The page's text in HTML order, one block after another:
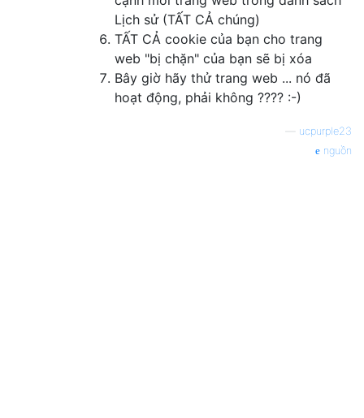
Lịch sử (TẤT CẢ chúng)
TẤT CẢ cookie của bạn cho trang
web "bị chặn" của bạn sẽ bị xóa
Bây giờ hãy thử trang web ... nó đã
hoạt động, phải không ???? :-)
ucpurple23
nguồn